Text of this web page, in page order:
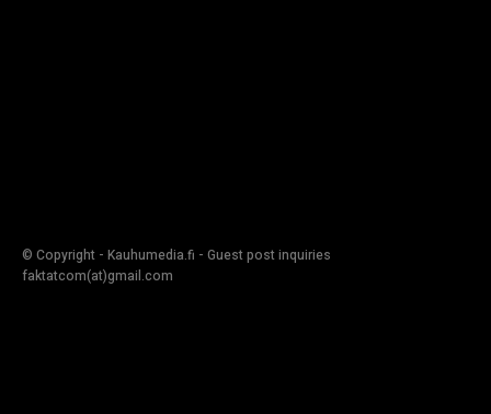
© Copyright - Kauhumedia.fi - Guest post inquiries
faktatcom(at)gmail.com